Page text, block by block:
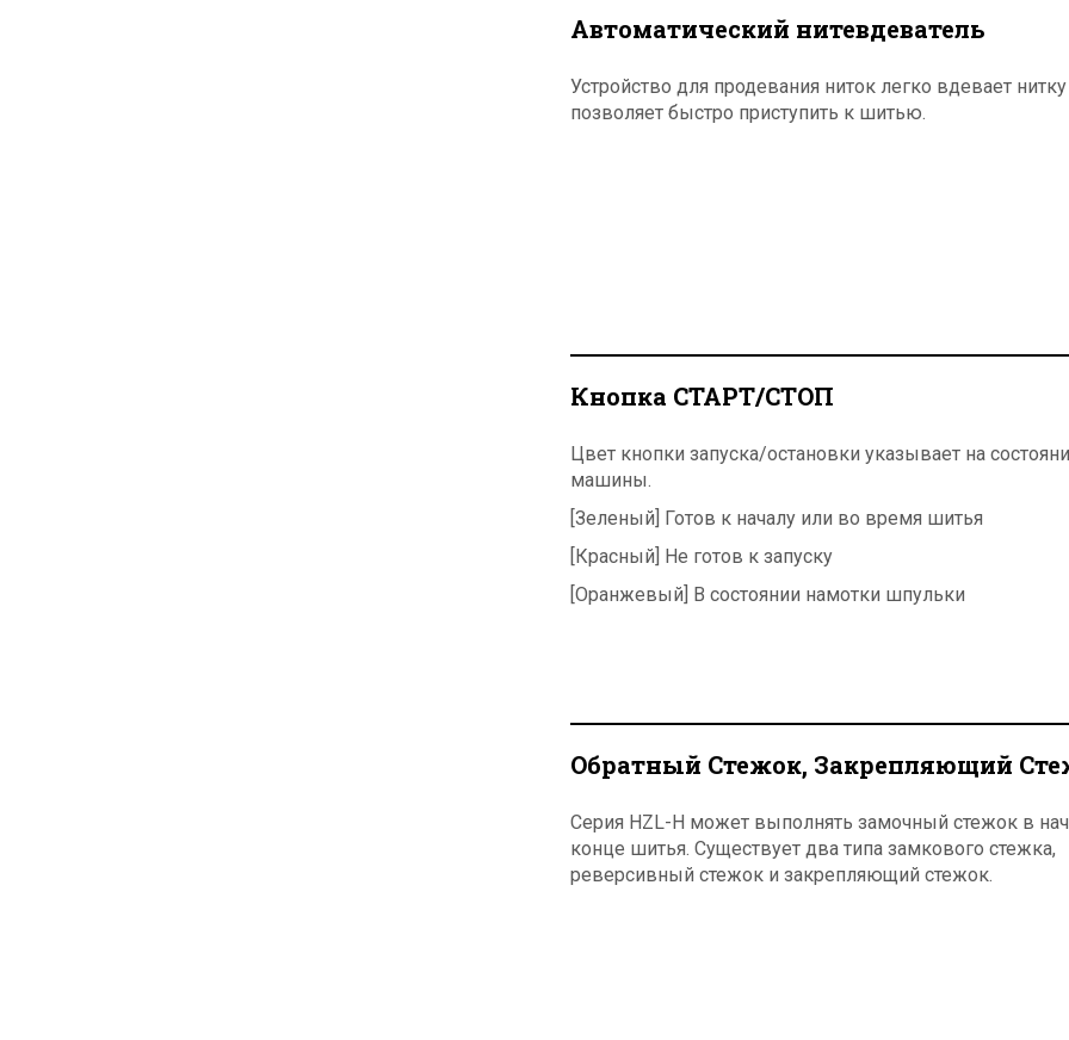
Автоматический нитевдеватель
Устройство для продевания ниток легко вдевает
позволяет быстро приступить к шитью.
Кнопка СТАРТ/СТОП
Цвет кнопки запуска/остановки указывает на
машины.
[Зеленый] Готов к началу или во время шитья
[Красный] Не готов к запуску
[Оранжевый] В состоянии намотки шпульки
Обратный Стежок, Закрепляющий
Серия HZL-H может выполнять замочный стежок в
конце шитья. Существует два типа замкового стежка,
реверсивный стежок и закрепляющий стежок.